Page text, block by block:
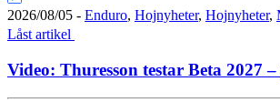
2026/08/05 - Enduro, Hojnyheter, Hojnyheter,
Låst artikel
Video: Thuresson testar Beta 2027